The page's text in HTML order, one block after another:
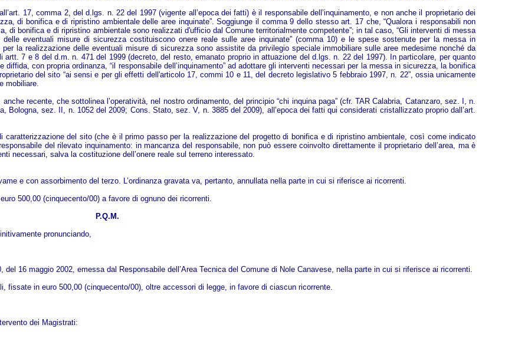
17, comma 2, del d.lgs. n. 22 del 1997 (vigente all’epoca dei fatti) è il responsabile dell’inquinamento, e non anche il proprietario dei
di bonifica e di ripristino ambientale delle aree inquinate”. Soggiunge il comma 9 dello stesso art. 17 che, “Qualora i responsabili non
di bonifica e di ripristino ambientale sono realizzati d'ufficio dal Comune territorialmente competente”; in tal caso, “Gli interventi di messa
eventuali misure di sicurezza costituiscono onere reale sulle aree inquinate” (comma 10) e le spese sostenute per la messa in
la realizzazione delle eventuali misure di sicurezza sono assistite da privilegio speciale immobiliare sulle aree medesime nonché da
7 e 8 del d.m. n. 471 del 1999 (decreto, del resto, emanato proprio in attuazione del d.lgs. n. 22 del 1997). In particolare, per quanto
con propria ordinanza, “il responsabile dell’inquinamento” ad adottare gli interventi necessari per la messa in sicurezza, la bonifica
del sito “ai sensi e per gli effetti dell'articolo 17, commi 10 e 11, del decreto legislativo 5 febbraio 1997, n. 22”, ossia unicamente
mobiliare.
recente, che sottolinea l’operatività, nel nostro ordinamento, del principio “chi inquina paga” (cfr. TAR Calabria, Catanzaro, sez. I, n.
Bologna, sez. II, n. 1052 del 2009; Cons. Stato, sez. V, n. 3885 del 2009), all’epoca dei fatti qui considerati cristallizzato proprio dall’art.
caratterizzazione del sito (che è il primo passo per la realizzazione del progetto di bonifica e di ripristino ambientale, così come indicato
del rilevato inquinamento: in mancanza del responsabile, non può essere coinvolto direttamente il proprietario dell’area, ma è
necessari, salva la costituzione dell’onere reale sul terreno interessato.
e con assorbimento del terzo. L’ordinanza gravata va, pertanto, annullata nella parte in cui si riferisce ai ricorrenti.
500,00 (cinquecento/00) a favore di ognuno dei ricorrenti.
P.Q.M.
pronunciando,
16 maggio 2002, emessa dal Responsabile dell’Area Tecnica del Comune di Nole Canavese, nella parte in cui si riferisce ai ricorrenti.
fissate in euro 500,00 (cinquecento/00), oltre accessori di legge, in favore di ciascun ricorrente.
dei Magistrati: